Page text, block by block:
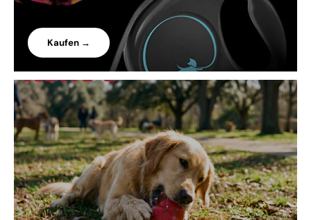
Kaufen →